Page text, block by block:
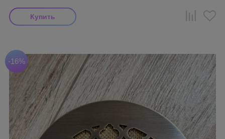
-16%